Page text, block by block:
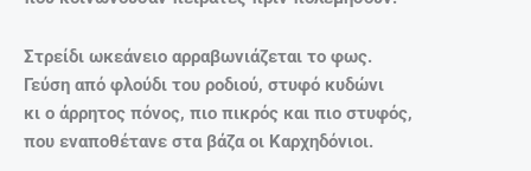
Στρείδι ωκεάνειο αρραβωνιάζεται το φως.
Γεύση από φλούδι του ροδιού, στυφό κυδώνι
κι ο άρρητος πόνος, πιο πικρός και πιο στυφός,
που εναποθέτανε στα βάζα οι Καρχηδόνιοι.